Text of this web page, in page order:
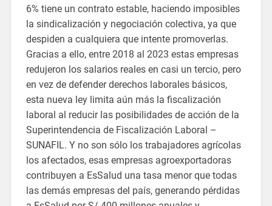
6% tiene un contrato estable, haciendo imposibles
la sindicalización y negociación colectiva, ya que
despiden a cualquiera que intente promoverlas.
Gracias a ello, entre 2018 al 2023 estas empresas
redujeron los salarios reales en casi un tercio, pero
en vez de defender derechos laborales básicos,
esta nueva ley limita aún más la fiscalización
laboral al reducir las posibilidades de acción de la
Superintendencia de Fiscalización Laboral –
SUNAFIL. Y no son sólo los trabajadores agrícolas
los afectados, esas empresas agroexportadoras
contribuyen a EsSalud una tasa menor que todas
las demás empresas del país, generando pérdidas